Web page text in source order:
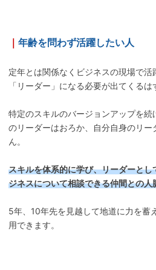
｜ 年齢を問わず活躍したい人
定年とは関係なくビジネスの現場で
「リーダー」になる必要が出てくるは
特定のスキルのバージョンアップを
のリーダーはおろか、自分自身のリ
ん。
スキルを体系的に学び、リーダーと
ジネスについて相談できる仲間との人
5年、10年先を見越して地道に力を蓄
用できます。